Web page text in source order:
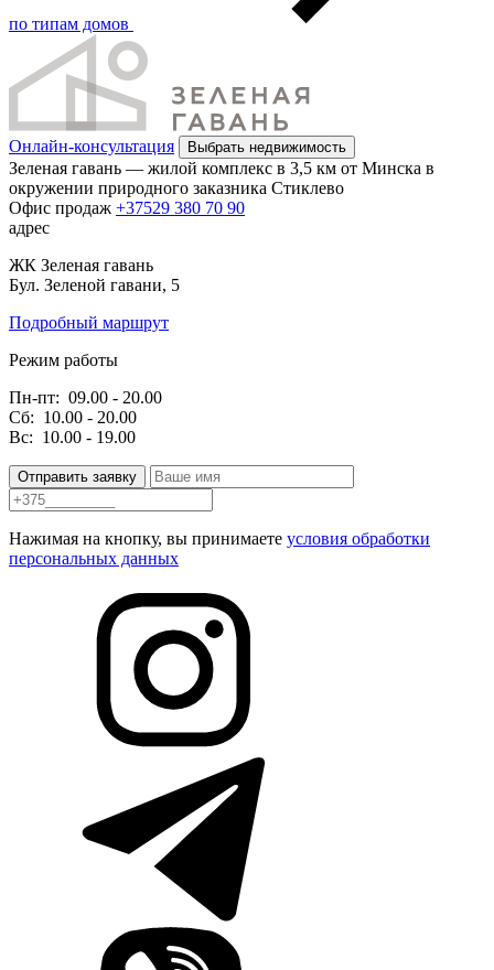
по типам домов
Онлайн-консультация Выбрать недвижимость
Зеленая гавань — жилой комплекс в 3,5 км от Минска в
окружении природного заказника Стиклево
Офис продаж +37529 380 70 90
адрес
ЖК Зеленая гавань
Бул. Зеленой гавани, 5
Подробный маршрут
Режим работы
Пн-пт: 09.00 - 20.00
Сб: 10.00 - 20.00
Вс: 10.00 - 19.00
Отправить заявку
Нажимая на кнопку, вы принимаете условия обработки
персональных данных